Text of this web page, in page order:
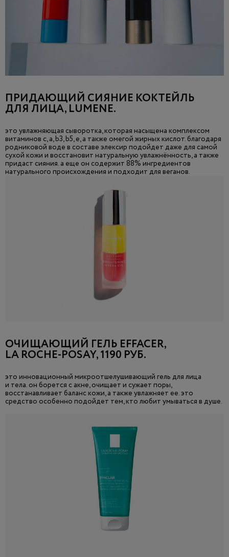
ПРИДАЮЩИЙ СИЯНИЕ КОКТЕЙЛЬ
ДЛЯ ЛИЦА, LUMENE.
это увлажняющая сыворотка, которая насыщена комплексом
витаминов c, a, b3, b5, e, а также омегой жирных кислот. благодаря
родниковой воде в составе элексир подойдет даже для самой
сухой кожи и восстановит натуральную увлажнённость, а также
придаст сияния. а еще он содержит 88% ингредиентов
натурального происхождения и подходит для веганов.
ОЧИЩАЮЩИЙ ГЕЛЬ EFFACER,
LA ROCHE-POSAY, 1190 РУБ.
это инновационный микроотшелушивающий гель для лица
и тела. он борется с акне, очищает и сужает поры,
восстанавливает баланс кожи, а также увлажняет ее. это
средство особенно подойдет тем, кто любит умываться в душе.